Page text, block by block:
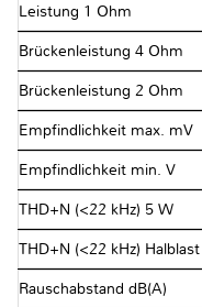
Leistung 1 Ohm
Brückenleistung 4 Ohm
Brückenleistung 2 Ohm
Empfindlichkeit max. mV
Empfindlichkeit min. V
THD+N (<22 kHz) 5 W
THD+N (<22 kHz) Halblast
Rauschabstand dB(A)